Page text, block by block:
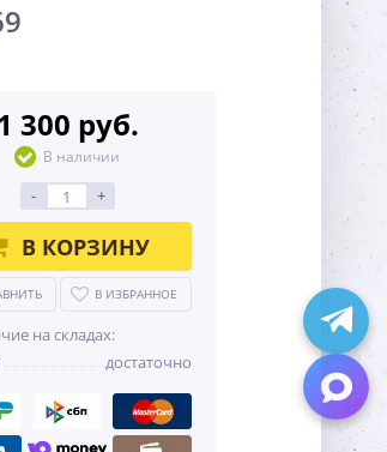
300 руб.
В наличии
- +
В КОРЗИНУ
В ИЗБРАННОЕ
на складах:
достаточно